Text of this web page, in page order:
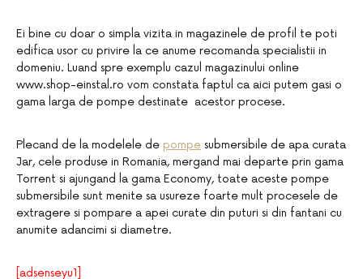
Ei bine cu doar o simpla vizita in magazinele de profil te poti
edifica usor cu privire la ce anume recomanda specialistii in
domeniu. Luand spre exemplu cazul magazinului online
www.shop-einstal.ro vom constata faptul ca aici putem gasi o
gama larga de pompe destinate acestor procese.
Plecand de la modelele de pompe submersibile de apa curata
Jar, cele produse in Romania, mergand mai departe prin gama
Torrent si ajungand la gama Economy, toate aceste pompe
submersibile sunt menite sa usureze foarte mult procesele de
extragere si pompare a apei curate din puturi si din fantani cu
anumite adancimi si diametre.
[adsenseyu1]